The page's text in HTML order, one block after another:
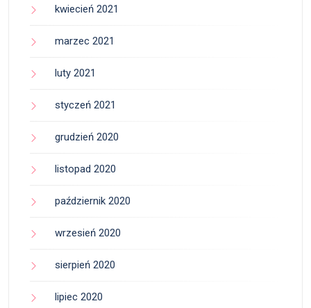
kwiecień 2021
marzec 2021
luty 2021
styczeń 2021
grudzień 2020
listopad 2020
październik 2020
wrzesień 2020
sierpień 2020
lipiec 2020